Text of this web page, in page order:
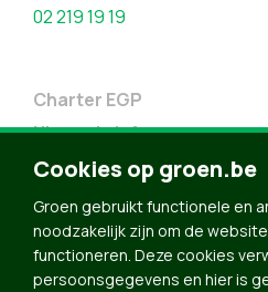
02 219 19 19
Charter EGP
Nieuwsbrief
Doe Mee
Contact
Groen in je buurt
Meldpunt
Cookies op groen.be
Groen gebruikt functionele en
noodzakelijk zijn om de
functioneren. Deze cookies
persoonsgegevens en hier is